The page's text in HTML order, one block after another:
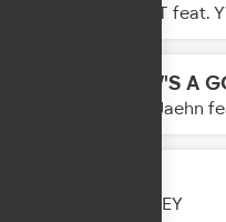
ONE-T feat.
NOW'S A
Felix Jaehn
BLIZKEY